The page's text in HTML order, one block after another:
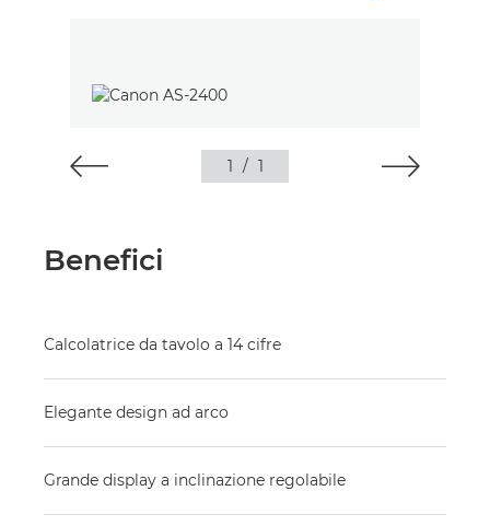
1 / 1
Benefici
Calcolatrice da tavolo a 14 cifre
Elegante design ad arco
Grande display a inclinazione regolabile